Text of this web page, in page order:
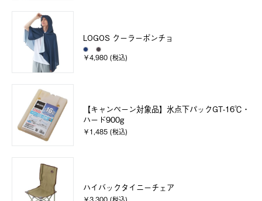
LOGOS クーラーポンチョ
￥4,980 (税込)
【キャンペーン対象品】氷点下パックGT-16℃・
ハード900g
￥1,485 (税込)
ハイバックタイニーチェア